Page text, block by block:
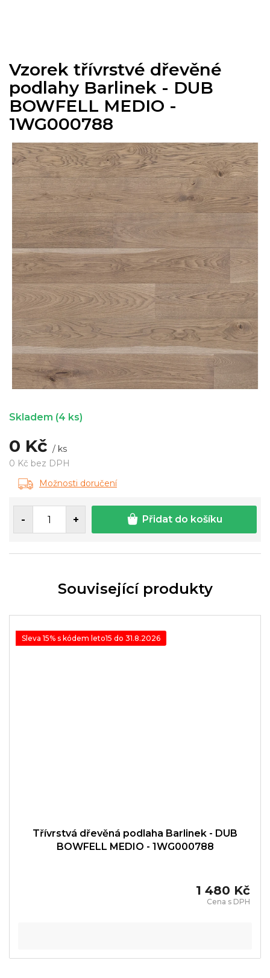
Vzorek třívrstvé dřevěné
podlahy Barlinek - DUB
BOWFELL MEDIO -
1WG000788
0 Kč / ks
0 Kč bez DPH
Měrná
cena:
Skladem (4 ks)
Možnosti doručení
Přidat do košíku
Související produkty
Sleva 15% s kódem leto15 do 31.8.2026
Třívrstvá dřevěná podlaha Barlinek - DUB
BOWFELL MEDIO - 1WG000788
1 480 Kč